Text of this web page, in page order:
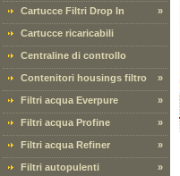
Cartucce Filtri Drop In »
Cartucce ricaricabili
Centraline di controllo
Contenitori housings filtro »
Filtri acqua Everpure »
Filtri acqua Profine »
Filtri acqua Refiner »
Filtri autopulenti »